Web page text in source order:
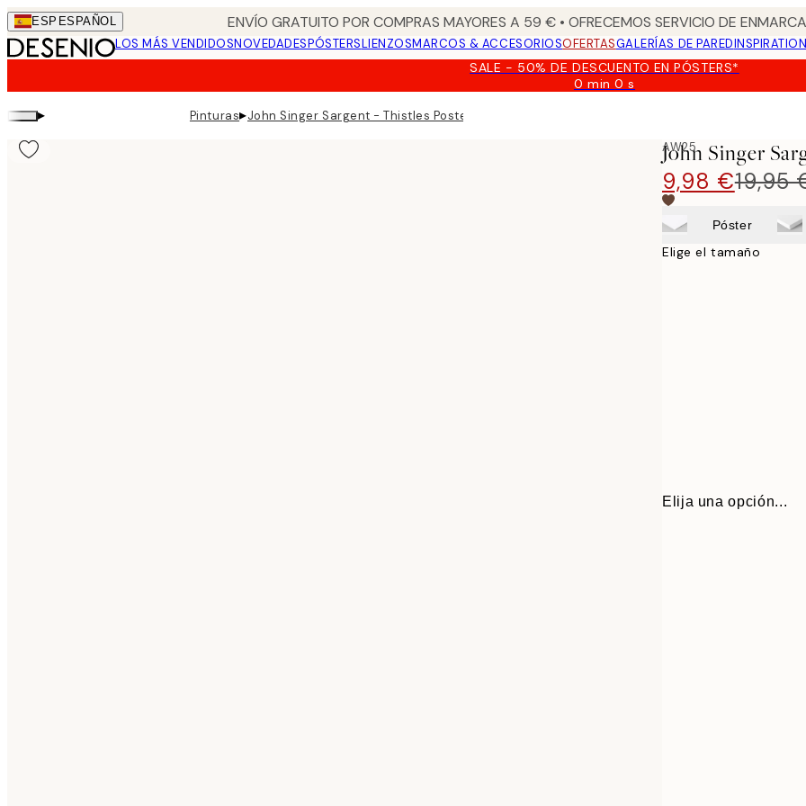
Skip
to
main
ESP ESPAÑOL ENVÍO GRATUITO POR COMPRAS MAYORES A 59 € • OFRECEMOS SERVICIO DE
LOS MÁS VENDIDOSNOVEDADESPÓSTERSLIENZOSMARCOS & ACCESORIOSOFERTASGALERÍAS DE PARED
SALE - 50% DE DESCUENTO EN PÓSTERS*
0 min0 s
Válido
▸ Pinturas▸John Singer Sargent - Thistles Poster
AW25
John Singer
9,98 €19,95
Póster
Elige el tamaño
Elija una opción...